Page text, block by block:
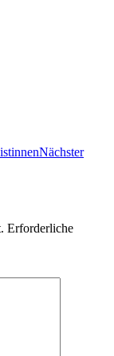
Nächster
Erforderliche